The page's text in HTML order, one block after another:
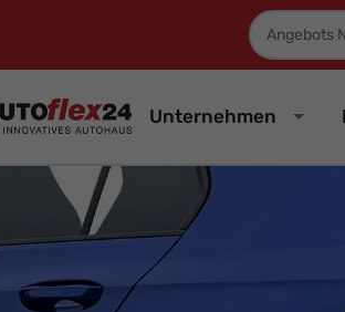
Unternehmen